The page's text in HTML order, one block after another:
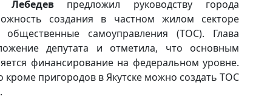
Лебедевпредложил руководству города
создания в частном жилом секторе
общественные самоуправления (ТОС). Глава
депутата и отметила, что основным
финансирование на федеральном уровне.
кроме пригородов в Якутске можно создать ТОС